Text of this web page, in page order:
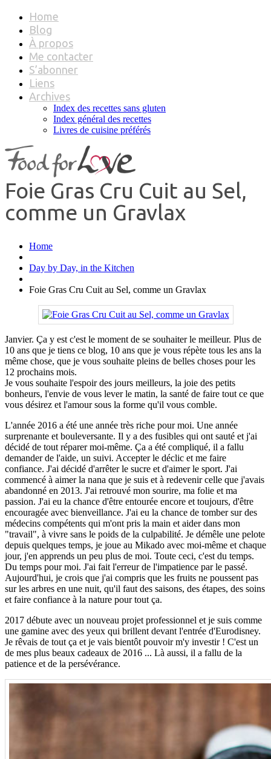
Home
Blog
À propos
Me contacter
S’abonner
Liens
Archives
Index des recettes sans gluten
Index général des recettes
Livres de cuisine préférés
Foie Gras Cru Cuit au Sel,
comme un Gravlax
Home
Day by Day, in the Kitchen
Foie Gras Cru Cuit au Sel, comme un Gravlax
Janvier. Ça y est c'est le moment de se souhaiter le meilleur. Plus de
10 ans que je tiens ce blog, 10 ans que je vous répète tous les ans la
même chose, que je vous souhaite pleins de belles choses pour les
12 prochains mois.
Je vous souhaite l'espoir des jours meilleurs, la joie des petits
bonheurs, l'envie de vous lever le matin, la santé de faire tout ce que
vous désirez et l'amour sous la forme qu'il vous comble.
L'année 2016 a été une année très riche pour moi. Une année
surprenante et bouleversante. Il y a des fusibles qui ont sauté et j'ai
décidé de tout réparer moi-même. Ça a été compliqué, il a fallu
demander de l'aide, un suivi. Accepter le déclic et me faire
confiance. J'ai décidé d'arrêter le sucre et d'aimer le sport. J'ai
commencé à aimer la nana que je suis et à redevenir celle que j'avais
abandonné en 2013. J'ai retrouvé mon sourire, ma folie et ma
passion. J'ai eu la chance d'être entourée encore et toujours, d'être
encouragée avec bienveillance. J'ai eu la chance de tomber sur des
médecins compétents qui m'ont pris la main et aider dans mon
"travail", à vivre sans le poids de la culpabilité. Je démêle une pelote
depuis quelques temps, je joue au Mikado avec moi-même et chaque
jour, j'en apprends un peu plus de moi. Toute ceci, c'est du temps.
Du temps pour moi. J'ai fait l'erreur de l'impatience par le passé.
Aujourd'hui, je crois que j'ai compris que les fruits ne poussent pas
sur les arbres en une nuit, qu'il faut des saisons, des étapes, des soins
et faire confiance à la nature pour tout ça.
2017 débute avec un nouveau projet professionnel et je suis comme
une gamine avec des yeux qui brillent devant l'entrée d'Eurodisney.
Je rêvais de tout ça et je vais bientôt pouvoir m'y investir ! C'est un
de mes plus beaux cadeaux de 2016 ... Là aussi, il a fallu de la
patience et de la persévérance.